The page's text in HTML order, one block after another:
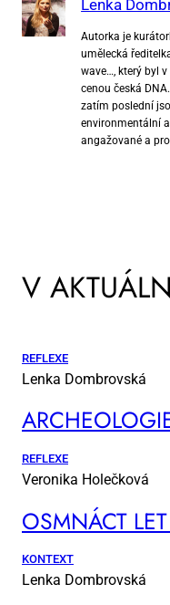
Lenka
Autorka je
umělecká
wave…, který byl
cenou česká
zatím poslední
environmentální
angažované a
V
REFLEXE
Lenka Dombrovská
REFLEXE
Veronika Holečková
OSM­NÁCT
KONTEXT
Lenka Dombrovská